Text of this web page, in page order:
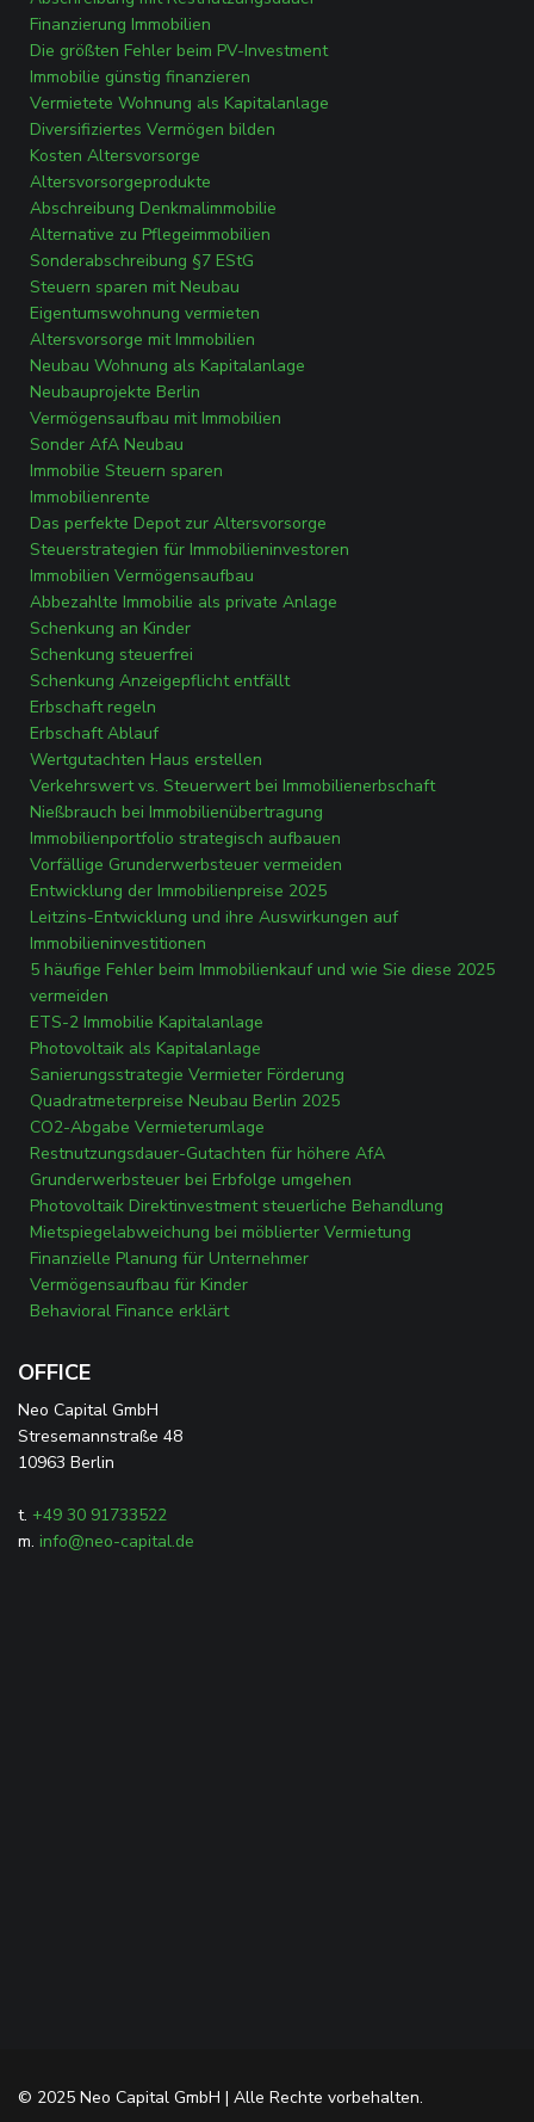
Finanzierung Immobilien
Die größten Fehler beim PV-Investment
Immobilie günstig finanzieren
Vermietete Wohnung als Kapitalanlage
Diversifiziertes Vermögen bilden
Kosten Altersvorsorge
Altersvorsorgeprodukte
Abschreibung Denkmalimmobilie
Alternative zu Pflegeimmobilien
Sonderabschreibung §7 EStG
Steuern sparen mit Neubau
Eigentumswohnung vermieten
Altersvorsorge mit Immobilien
Neubau Wohnung als Kapitalanlage
Neubauprojekte Berlin
Vermögensaufbau mit Immobilien
Sonder AfA Neubau
Immobilie Steuern sparen
Immobilienrente
Das perfekte Depot zur Altersvorsorge
Steuerstrategien für Immobilieninvestoren
Immobilien Vermögensaufbau
Abbezahlte Immobilie als private Anlage
Schenkung an Kinder
Schenkung steuerfrei
Schenkung Anzeigepflicht entfällt
Erbschaft regeln
Erbschaft Ablauf
Wertgutachten Haus erstellen
Verkehrswert vs. Steuerwert bei Immobilienerbschaft
Nießbrauch bei Immobilienübertragung
Immobilienportfolio strategisch aufbauen
Vorfällige Grunderwerbsteuer vermeiden
Entwicklung der Immobilienpreise 2025
Leitzins-Entwicklung und ihre Auswirkungen auf
Immobilieninvestitionen
5 häufige Fehler beim Immobilienkauf und wie Sie diese 2025
vermeiden
ETS-2 Immobilie Kapitalanlage
Photovoltaik als Kapitalanlage
Sanierungsstrategie Vermieter Förderung
Quadratmeterpreise Neubau Berlin 2025
CO2-Abgabe Vermieterumlage
Restnutzungsdauer-Gutachten für höhere AfA
Grunderwerbsteuer bei Erbfolge umgehen
Photovoltaik Direktinvestment steuerliche Behandlung
Mietspiegelabweichung bei möblierter Vermietung
Finanzielle Planung für Unternehmer
Vermögensaufbau für Kinder
Behavioral Finance erklärt
OFFICE
Neo Capital GmbH
Stresemannstraße 48
10963 Berlin
t. +49 30 91733522
m. info@neo-capital.de
© 2025 Neo Capital GmbH | Alle Rechte vorbehalten.